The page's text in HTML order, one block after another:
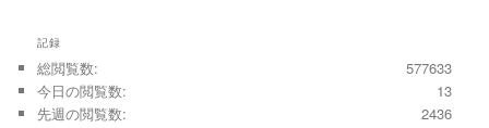
記録
577633
総閲覧数:
13
今日の閲覧数:
2436
先週の閲覧数: